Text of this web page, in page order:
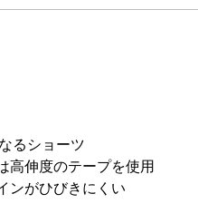
るショーツ
伸度のテープを使用
ンがひびきにくい